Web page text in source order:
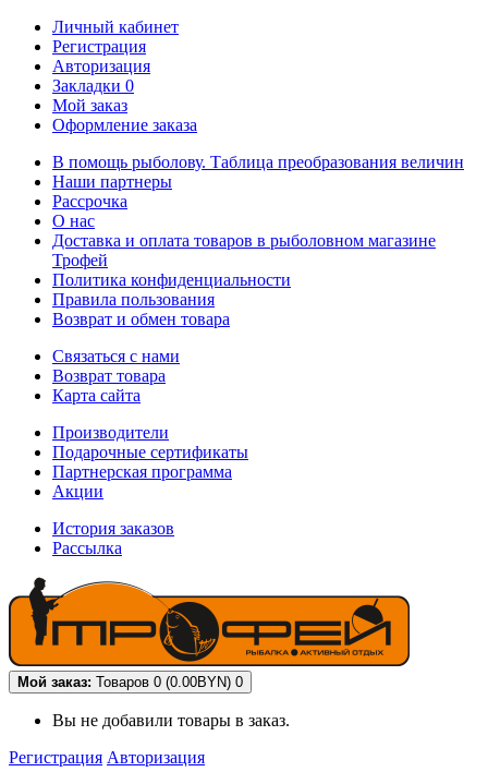
Личный кабинет
Регистрация
Авторизация
Закладки 0
Мой заказ
Оформление заказа
В помощь рыболову. Таблица преобразования величин
Наши партнеры
Рассрочка
О нас
Доставка и оплата товаров в рыболовном магазине
Трофей
Политика конфиденциальности
Правила пользования
Возврат и обмен товара
Связаться с нами
Возврат товара
Карта сайта
Производители
Подарочные сертификаты
Партнерская программа
Акции
История заказов
Рассылка
Мой заказ: Товаров 0 (0.00BYN) 0
Вы не добавили товары в заказ.
Регистрация Авторизация